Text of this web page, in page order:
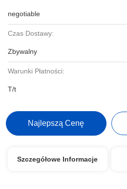
negotiable
Czas Dostawy:
Zbywalny
Warunki Płatności:
T/t
Najlepszą Cenę
Szczegółowe Informacje